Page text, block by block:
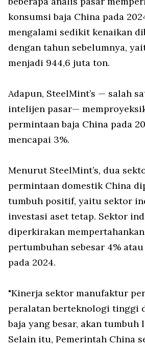
konsumsi baja China pada
mengalami sedikit kenaikan
dengan tahun sebelumnya,
menjadi 944,6 juta ton.
Adapun, SteelMint’s — salah
intelijen pasar—
permintaan baja China pada
mencapai 3%.
Menurut SteelMint’s, dua
permintaan domestik China
tumbuh positif, yaitu sektor
investasi aset tetap. Sektor
diperkirakan
pertumbuhan sebesar 4%
pada 2024.
"Kinerja sektor manufaktur
peralatan berteknologi tinggi
baja yang besar, akan tumbuh
Selain itu, Pemerintah China